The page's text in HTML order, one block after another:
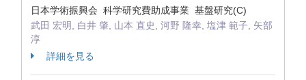
日本学術振興会 科学研究費助成事業 基盤研究(C)
武田 宏明, 白井 肇, 山本 直史, 河野 隆幸, 塩津 範子, 矢部
淳
詳細を見る